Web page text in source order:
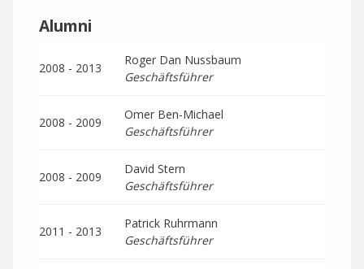
Alumni
2008 - 2013
Roger Dan Nussbaum
Geschäftsführer
2008 - 2009
Omer Ben-Michael
Geschäftsführer
2008 - 2009
David Stern
Geschäftsführer
2011 - 2013
Patrick Ruhrmann
Geschäftsführer